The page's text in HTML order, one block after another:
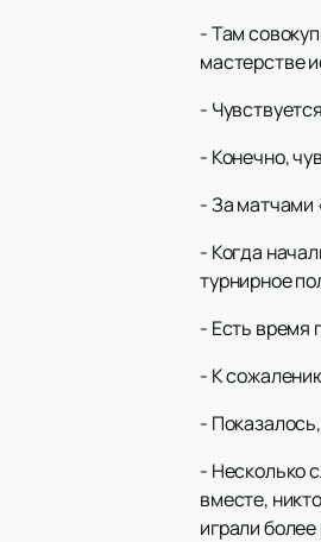
- Там
мастерстве
-
- Конечно,
- За матчами
- Когда
турнирное
- Есть время
- К
-
- Несколько
вместе,
играли